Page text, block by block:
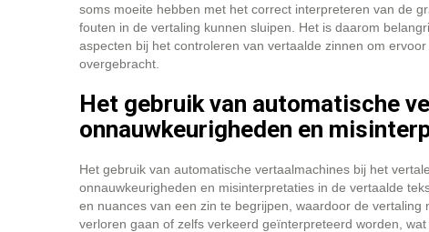
soms moeite hebben met het correct interpreteren van de
fouten in de vertaling kunnen sluipen. Het is daarom
aspecten bij het controleren van vertaalde zinnen om
overgebracht.
Het gebruik van automatische
onnauwkeurigheden en
Het gebruik van automatische vertaalmachines bij het
onnauwkeurigheden en misinterpretaties in de vertaalde
en nuances van een zin te begrijpen, waardoor de
verloren gaan of zelfs verkeerd geïnterpreteerd worden,